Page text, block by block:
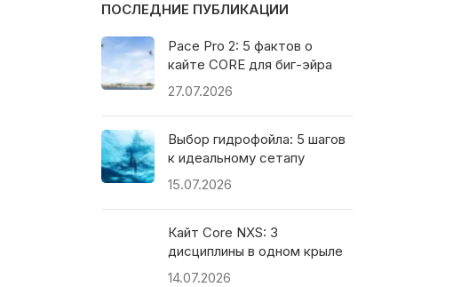
ПОСЛЕДНИЕ ПУБЛИКАЦИИ
Pace Pro 2: 5 фактов о
кайте CORE для биг-эйра
27.07.2026
Выбор гидрофойла: 5 шагов
к идеальному сетапу
15.07.2026
Кайт Core NXS: 3
дисциплины в одном крыле
14.07.2026